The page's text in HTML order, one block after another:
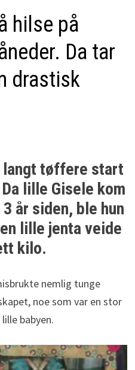
hilse på
Da tar
drastisk
langt tøffere start
lille Gisele kom
år siden, ble hun
lille jenta veide
kilo.
nemlig tunge
noe som var en stor
babyen.